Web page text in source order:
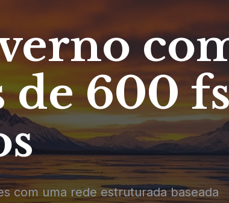
de 600
com uma rede estruturada baseada